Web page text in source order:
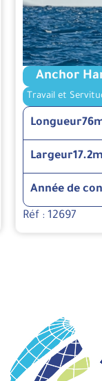
Anchor
Travail et
Longueur
Largeur17.2m
Année de
Réf : 12697